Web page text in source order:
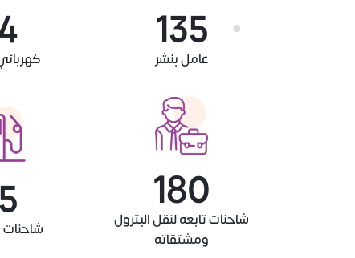
150
عامل بنشر
200
شاحنات تابعه لنقل البترول
ومشتقاته